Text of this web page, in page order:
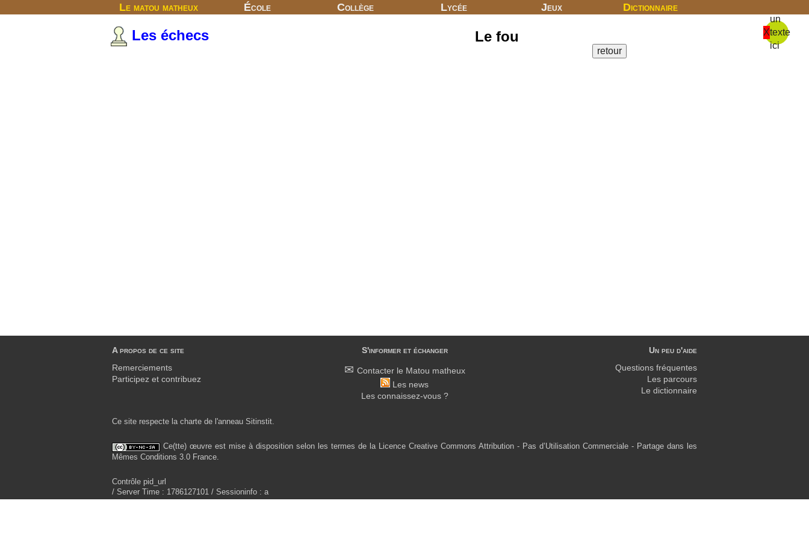
Le matou matheux École Collège Lycée Jeux Dictionnaire
X
un
texte
ici
Les échecs Le fou
A propos de ce site
Remerciements
Participez et contribuez
S'informer et échanger
Contacter le Matou matheux
Les news
Les connaissez-vous ?
Un peu d'aide
Questions fréquentes
Les parcours
Le dictionnaire
Ce site respecte la charte de l'anneau Sitinstit.
Ce(tte) œuvre est mise à disposition selon les termes de la Licence Creative Commons Attribution - Pas d’Utilisation Commerciale - Partage dans les
Mêmes Conditions 3.0 France.
Contrôle pid_url
/ Server Time : 1786127101 / Sessioninfo : a